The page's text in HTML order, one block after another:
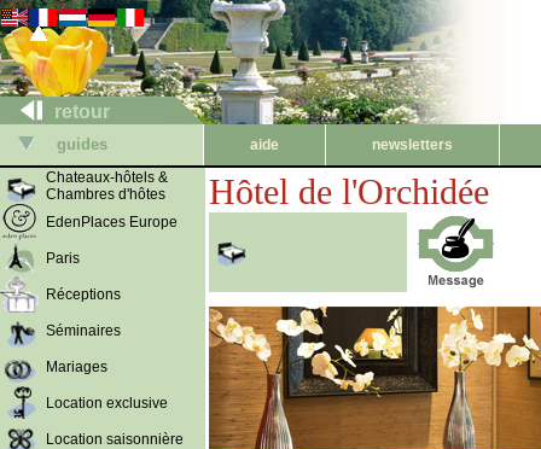
retour
guides aide
newsletters
Chateaux-hôtels &
Chambres d'hôtes
EdenPlaces Europe
Paris
Réceptions
Séminaires
Mariages
Location exclusive
Location saisonnière
Hôtel de l'Orchidée